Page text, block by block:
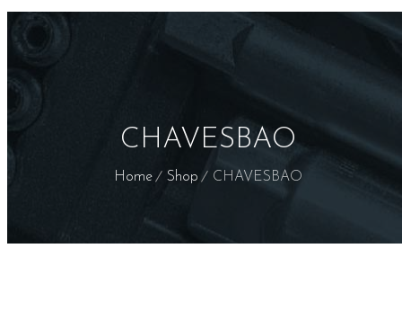
CHAVESBAO
Home Shop CHAVESBAO